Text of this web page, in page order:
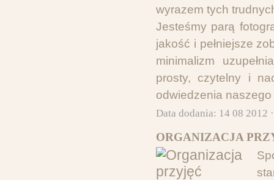
wyrazem tych
Jesteśmy parą
jakość i pełniejsze
minimalizm
prosty, czytelny i
odwiedzenia
Data dodania: 14 08 2012
ORGANIZACJA